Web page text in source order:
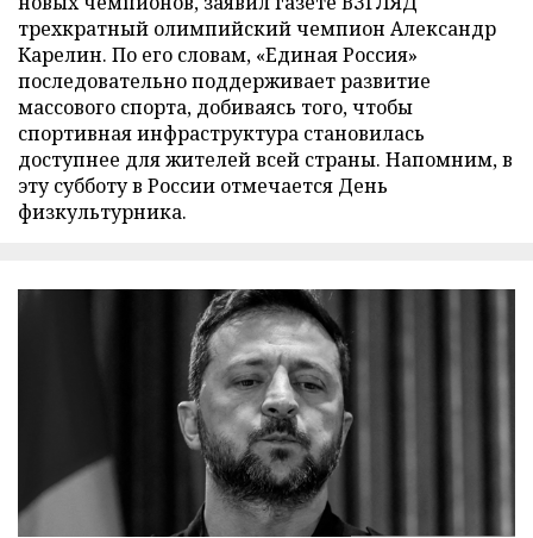
трехкратный олимпийский чемпион Александр
Карелин. По его словам, «Единая Россия»
последовательно поддерживает развитие
массового спорта, добиваясь того, чтобы
спортивная инфраструктура становилась
доступнее для жителей всей страны. Напомним, в
эту субботу в России отмечается День
физкультурника.